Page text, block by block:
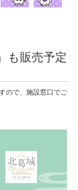
も販売予定
ので、施設窓口でご